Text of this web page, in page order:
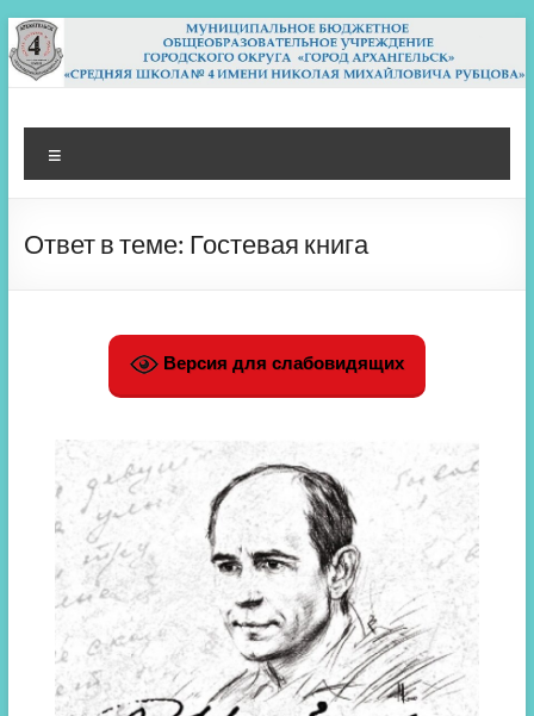
Перейти
к
содержимому
МБОУ СШ 4
Архангельск
Ответ в теме: Гостевая книга
Версия для слабовидящих